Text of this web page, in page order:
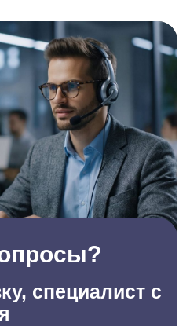
специалист с